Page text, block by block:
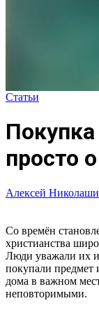
Статьи
просто
Алексей
Со времён
христианства
Люди уважали их и
покупали предмет
дома в важном
неповторимыми.